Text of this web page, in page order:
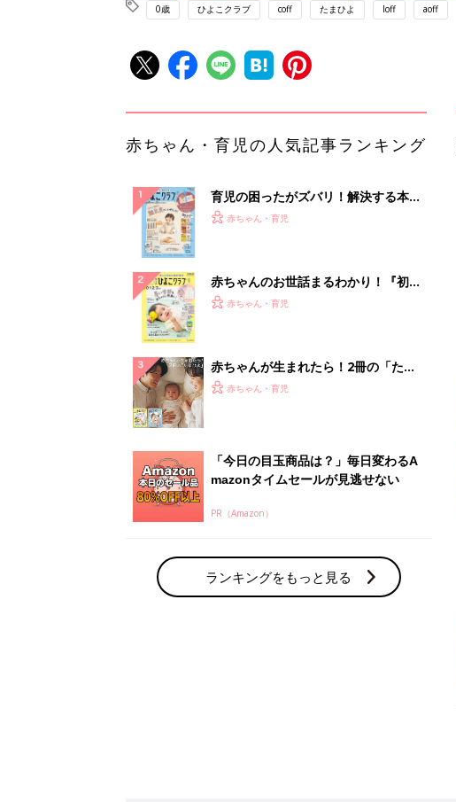
0歳 ひよこクラブ coff たまひよ loff aoff
赤ちゃん・育児の人気記事ランキング
育児の困ったがズバリ！解決する本
『ひよこクラブ 秋号』 4カ月～2才
赤ちゃん・育児
赤ちゃんのお世話まるわかり！『初め
てのひよこクラブ 夏号』〈巻頭大特
赤ちゃん・育児
赤ちゃんが生まれたら！2冊の「たま
ひよ」
赤ちゃん・育児
「今日の目玉商品は？」毎日変わるA
mazonタイムセールが見逃せない
PR（Amazon）
ランキングをもっと見る